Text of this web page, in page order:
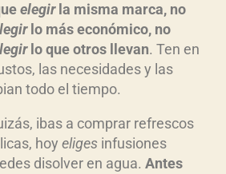
elegirla misma marca, no
lo más económico, no
lo que otros llevan. Ten en
las necesidades y las
todo el tiempo.
ibas a comprar refrescos
hoy eliges infusiones
disolver en agua. Antes